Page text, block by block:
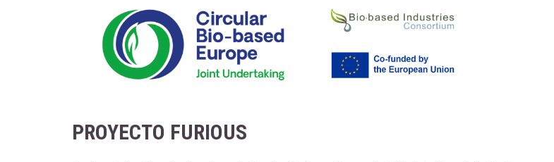
PROYECTO FURIOUS